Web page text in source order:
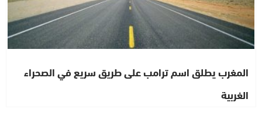
المغرب يطلق اسم ترامب على طريق سريع في الصحراء
الغربية